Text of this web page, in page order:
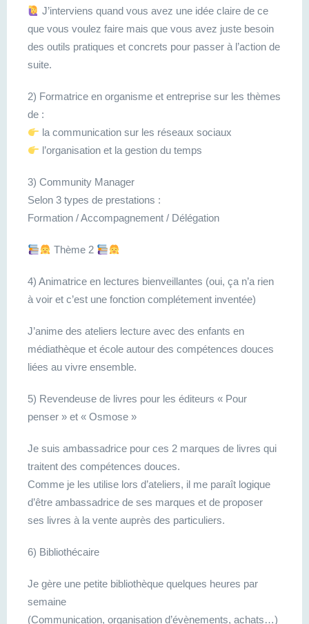
J’interviens quand vous avez une idée claire de ce
que vous voulez faire mais que vous avez juste besoin
des outils pratiques et concrets pour passer à l’action de
suite.
2) Formatrice en organisme et entreprise sur les thèmes
de :
la communication sur les réseaux sociaux
l’organisation et la gestion du temps
3) Community Manager
Selon 3 types de prestations :
Formation / Accompagnement / Délégation
Thème 2
4) Animatrice en lectures bienveillantes (oui, ça n’a rien
à voir et c’est une fonction complétement inventée)
J’anime des ateliers lecture avec des enfants en
médiathèque et école autour des compétences douces
liées au vivre ensemble.
5) Revendeuse de livres pour les éditeurs « Pour
penser » et « Osmose »
Je suis ambassadrice pour ces 2 marques de livres qui
traitent des compétences douces.
Comme je les utilise lors d’ateliers, il me paraît logique
d’être ambassadrice de ses marques et de proposer
ses livres à la vente auprès des particuliers.
6) Bibliothécaire
Je gère une petite bibliothèque quelques heures par
semaine
(Communication, organisation d’évènements, achats…)